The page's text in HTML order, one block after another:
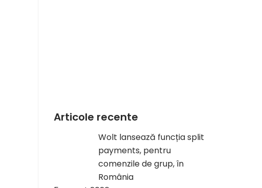
Articole recente
Wolt lansează funcția split
payments, pentru
comenzile de grup, în
România